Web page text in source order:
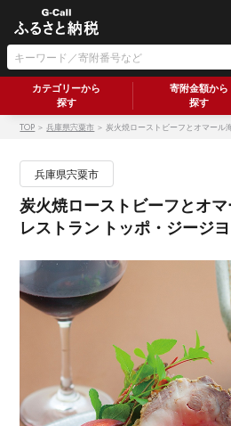
カテゴリーから
探す
寄附金額から
探す
TOP ＞兵庫県宍粟市 ＞ 炭火焼ローストビーフとオマール
兵庫県宍粟市
炭火焼ローストビーフとオ
レストラン トッポ・ジージヨ